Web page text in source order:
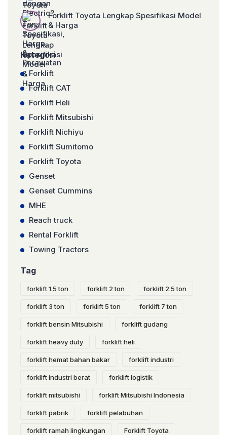
Forklift Toyota Lengkap Spesifikasi Model
& Harga
Kategori
Forklift
Forklift CAT
Forklift Heli
Forklift Mitsubishi
Forklift Nichiyu
Forklift Sumitomo
Forklift Toyota
Genset
Genset Cummins
MHE
Reach truck
Rental Forklift
Towing Tractors
Tag
forklift 1.5 ton forklift 2 ton forklift 2.5 ton
forklift 3 ton forklift 5 ton forklift 7 ton
forklift bensin Mitsubishi forklift gudang
forklift heavy duty forklift heli
forklift hemat bahan bakar forklift industri
forklift industri berat forklift logistik
forklift mitsubishi forklift Mitsubishi Indonesia
forklift pabrik forklift pelabuhan
forklift ramah lingkungan Forklift Toyota